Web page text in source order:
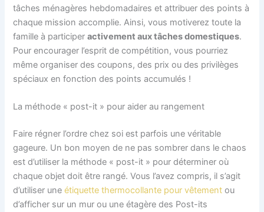
tâches ménagères hebdomadaires et attribuer des points à
chaque mission accomplie. Ainsi, vous motiverez toute la
famille à participeractivement aux tâches domestiques.
Pour encourager l’esprit de compétition, vous pourriez
même organiser des coupons, des prix ou des privilèges
spéciaux en fonction des points accumulés !
La méthode « post-it » pour aider au rangement
Faire régner l’ordre chez soi est parfois une véritable
gageure. Un bon moyen de ne pas sombrer dans le chaos
est d’utiliser la méthode « post-it » pour déterminer où
chaque objet doit être rangé. Vous l’avez compris, il s’agit
d’utiliser uneétiquette thermocollante pour vêtement ou
d’afficher sur un mur ou une étagère des Post-its